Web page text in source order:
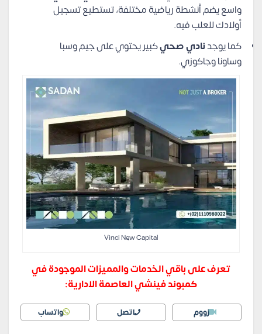
واسع يضم أنشطة رياضية مختلفة، تستطيع تسجيل
أولادك للعلب فيه.
كما يوجدنادي صحيكبير يحتوي على جيم وسبا
وساونا وجاكوزي.
Vinci New Capital
تعرف على باقي الخدمات والمميزات الموجودة في
كمبوند فينشي العاصمة الادارية:
زووم اتصل واتساب